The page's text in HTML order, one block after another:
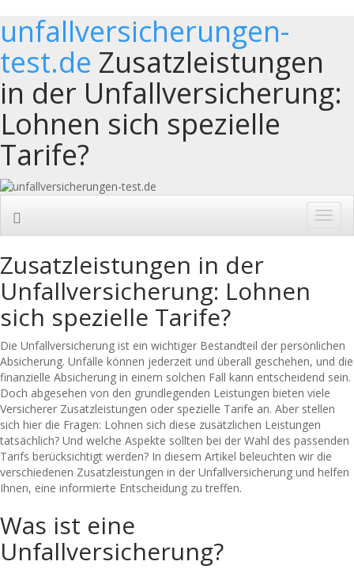
unfallversicherungen-
test.de Zusatzleistungen
in der Unfallversicherung:
Lohnen sich spezielle
Tarife?
Zusatzleistungen in der
Unfallversicherung: Lohnen
sich spezielle Tarife?
Die Unfallversicherung ist ein wichtiger Bestandteil der persönlichen
Absicherung. Unfälle können jederzeit und überall geschehen, und die
finanzielle Absicherung in einem solchen Fall kann entscheidend sein.
Doch abgesehen von den grundlegenden Leistungen bieten viele
Versicherer Zusatzleistungen oder spezielle Tarife an. Aber stellen
sich hier die Fragen: Lohnen sich diese zusätzlichen Leistungen
tatsächlich? Und welche Aspekte sollten bei der Wahl des passenden
Tarifs berücksichtigt werden? In diesem Artikel beleuchten wir die
verschiedenen Zusatzleistungen in der Unfallversicherung und helfen
Ihnen, eine informierte Entscheidung zu treffen.
Was ist eine
Unfallversicherung?